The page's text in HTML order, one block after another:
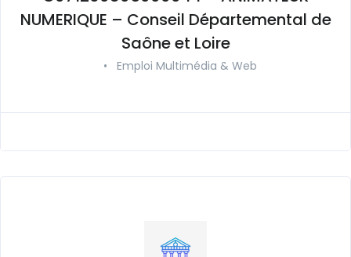
NUMERIQUE – Conseil Départemental de
Saône et Loire
• Emploi Multimédia & Web